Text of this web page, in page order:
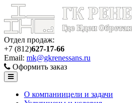
Отдел продаж:
+7 (812)627-17-66
Email: mk@gkrenessans.ru
Оформить заказ
О компаниицели и задачи